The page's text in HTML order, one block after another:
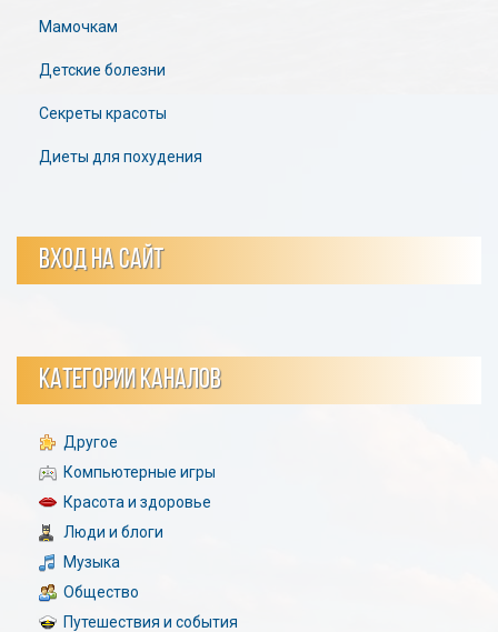
Мамочкам
Детские болезни
Секреты красоты
Диеты для похудения
ВХОД НА САЙТ
КАТЕГОРИИ КАНАЛОВ
Другое
Компьютерные игры
Красота и здоровье
Люди и блоги
Музыка
Общество
Путешествия и события